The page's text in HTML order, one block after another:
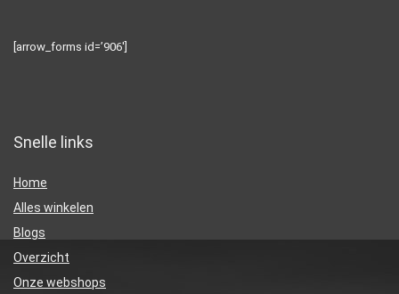
[arrow_forms id=’906′]
Snelle links
Home
Alles winkelen
Blogs
Overzicht
Onze webshops